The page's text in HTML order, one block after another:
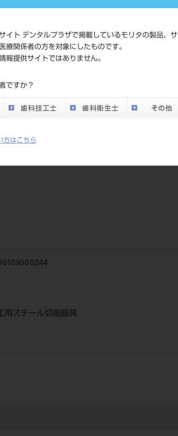
イト デンタルプラザで掲載しているモリタの製品、
療関係者の方を対象にしたものです。
報提供サイトではありません。
ですか？
方はこちら
標準価格
メーカー D+Z
スチール切削器具